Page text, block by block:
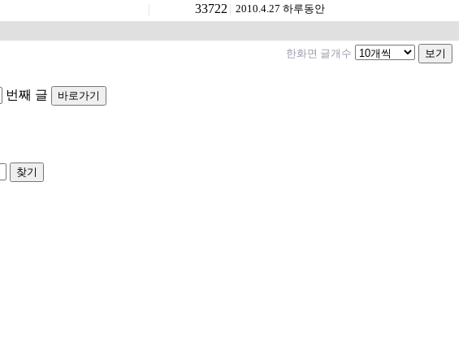
| 33722 | 2010.4.27 하루동안
한화면 글개수
번째 글